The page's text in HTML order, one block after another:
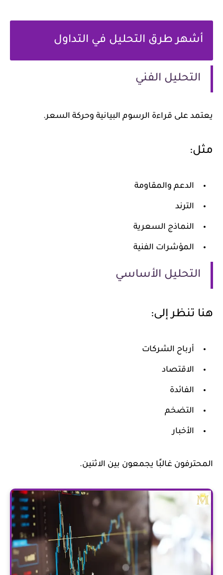
أشهر طرق التحليل في التداول
التحليل الفني
يعتمد على قراءة الرسوم البيانية وحركة السعر.
مثل:
الدعم والمقاومة
الترند
النماذج السعرية
المؤشرات الفنية
التحليل الأساسي
هنا تنظر إلى:
أرباح الشركات
الاقتصاد
الفائدة
التضخم
الأخبار
المحترفون غالبًا يجمعون بين الاثنين.